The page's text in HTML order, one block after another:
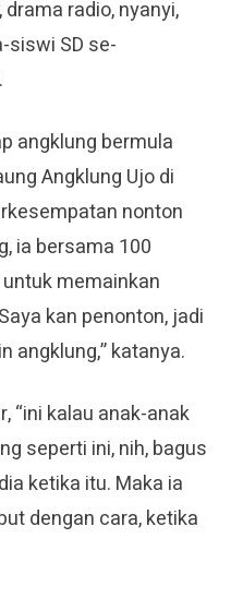
radio, nyanyi,
siswi SD se-
angklung bermula
Angklung Ujo di
nonton
ia bersama 100
memainkan
kan penonton, jadi
angklung,” katanya.
“ini kalau anak-anak
seperti ini, nih, bagus
ketika itu. Maka ia
dengan cara, ketika